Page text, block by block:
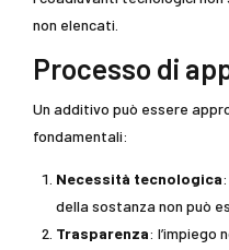
non elencati.
Processo di
Un additivo può essere
fondamentali:
Necessità tecnologica
della sostanza non può
Trasparenza: l’impiego